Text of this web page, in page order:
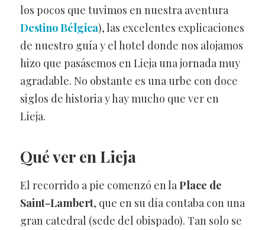
los pocos que tuvimos en nuestra aventura
Destino Bélgica), las excelentes explicaciones
de nuestro guía y el hotel donde nos alojamos
hizo que pasásemos en Lieja una jornada muy
agradable. No obstante es una urbe con doce
siglos de historia y hay mucho que ver en
Lieja.
Qué ver en Lieja
El recorrido a pie comenzó en laPlace de
Saint-Lambert, que en su día contaba con una
gran catedral (sede del obispado). Tan solo se